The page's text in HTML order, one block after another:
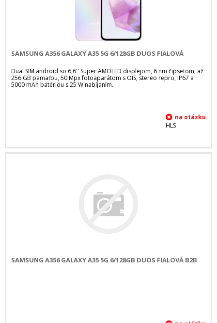
SAMSUNG A356 GALAXY A35 5G 6/128GB DUOS FIALOVÁ
Dual SIM android so 6,6'' Super AMOLED displejom, 6 nm čipsetom, až
256 GB pamäťou, 50 Mpx fotoaparátom s OIS, stereo repro, IP67 a
5000 mAh batériou s 25 W nabíjaním.
HLS
SAMSUNG A356 GALAXY A35 5G 6/128GB DUOS FIALOVÁ B2B